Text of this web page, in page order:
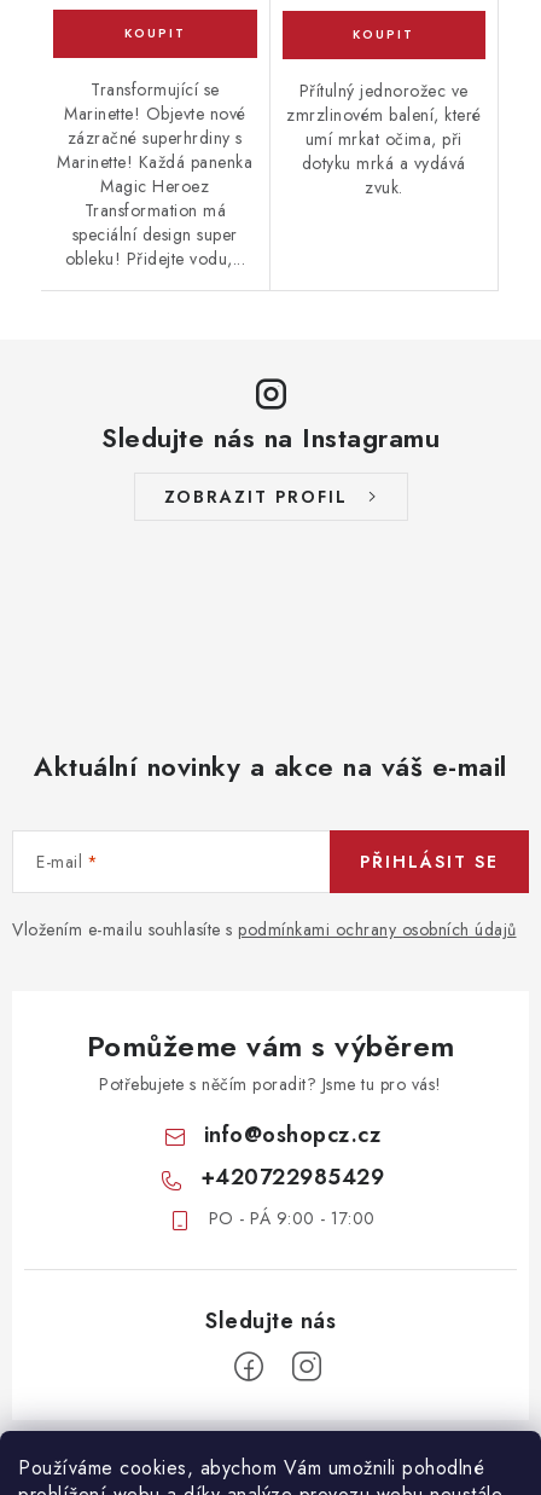
Používáme cookies, abychom Vám umožnili pohodlné
Transformující se
Marinette! Objevte nové
zázračné superhrdiny s
Marinette! Každá panenka
Magic Heroez
Transformation má
speciální design super
obleku! Přidejte vodu,...
Přítulný jednorožec ve
zmrzlinovém balení, které
umí mrkat očima, při
dotyku mrká a vydává
zvuk.
Sledujte nás na Instagramu
ZOBRAZIT PROFIL
Aktuální novinky a akce na váš e-mail
E-mail
Vložením e-mailu souhlasíte s podmínkami ochrany osobních údajů
PŘIHLÁSIT SE
Pomůžeme vám s výběrem
Potřebujete s něčím poradit? Jsme tu pro vás!
info@oshopcz.cz
+420722985429
PO - PÁ 9:00 - 17:00
Z